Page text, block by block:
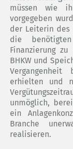
müssen wie
vorgegeben
der Leiterin des
die
Finanzierung
BHKW und
Vergangenheit
erhielten und
unmöglich,
ein
Branche
realisieren.